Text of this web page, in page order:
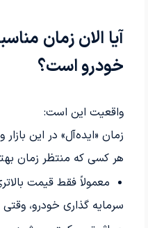
آیا الان زمان
خودرو است؟
واقعیت این است:
زمان «ایده‌آل» در این بازار
هر کسی که منتظر زمان
معمولاً فقط قیمت
سرمایه گذاری خودرو،